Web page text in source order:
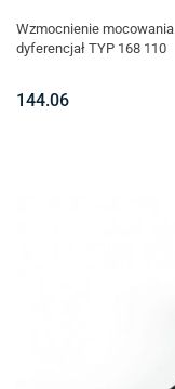
Wzmocnienie
dyferencjał TYP 168 110
144.06